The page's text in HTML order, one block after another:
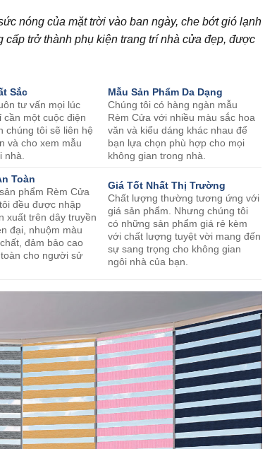
nóng của mặt trời vào ban ngày, che bớt gió lạnh
trở thành phụ kiện trang trí nhà cửa đẹp, được
Sắc
tư vấn mọi lúc
cần một cuộc điện
chúng tôi sẽ liên hệ
và cho xem mẫu
nhà.
Mẫu Sản Phẩm Da Dạng
Chúng tôi có hàng ngàn mẫu
Rèm Cửa với nhiều màu sắc hoa
văn và kiểu dáng khác nhau để
bạn lựa chọn phù hợp cho mọi
không gian trong nhà.
Toàn
phẩm Rèm Cửa
đều được nhập
xuất trên dây truyền
đại, nhuộm màu
đảm bảo cao
cho người sử
Giá Tốt Nhất Thị Trường
Chất lượng thường tương ứng với
giá sản phẩm. Nhưng chúng tôi
có những sản phẩm giá rẻ kèm
với chất lượng tuyệt vời mang đến
sự sang trọng cho không gian
ngôi nhà của bạn.